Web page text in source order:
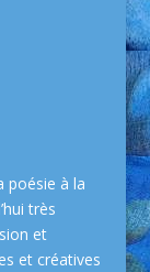
poésie à la
très
et
et créatives